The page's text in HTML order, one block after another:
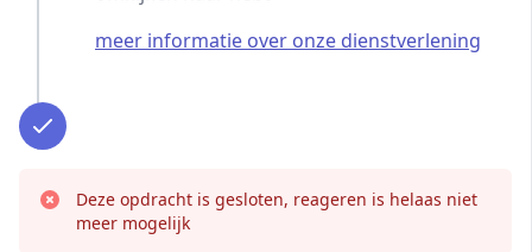
meer informatie over onze dienstverlening
Deze opdracht is gesloten, reageren is helaas niet
meer mogelijk